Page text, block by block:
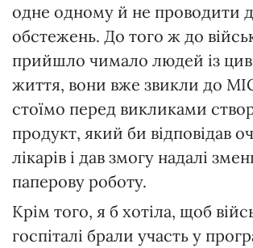
одне одному й не проводити
обстежень. До того ж до
прийшло чимало людей із
життя, вони вже звикли до
стоїмо перед викликами
продукт, який би відповідав
лікарів і дав змогу надалі
паперову роботу.
Крім того, я б хотіла, щоб
госпіталі брали участь у